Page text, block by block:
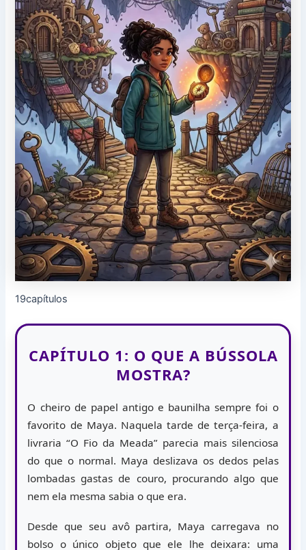
19capítulos
CAPÍTULO 1: O QUE A BÚSSOLA
MOSTRA?
O cheiro de papel antigo e baunilha sempre foi o
favorito de Maya. Naquela tarde de terça-feira, a
livraria “O Fio da Meada” parecia mais silenciosa
do que o normal. Maya deslizava os dedos pelas
lombadas gastas de couro, procurando algo que
nem ela mesma sabia o que era.
Desde que seu avô partira, Maya carregava no
bolso o único objeto que ele lhe deixara: uma